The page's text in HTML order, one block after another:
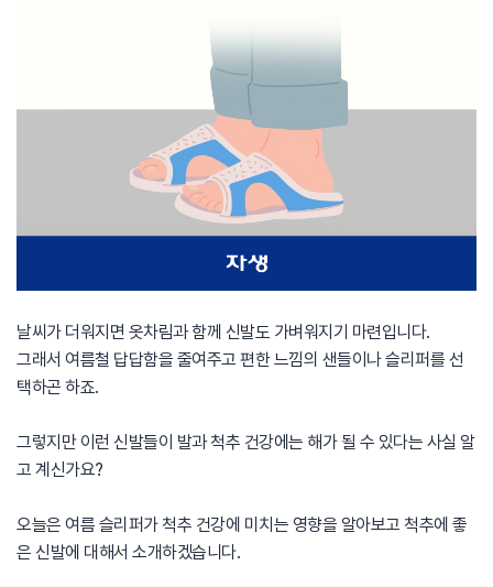
날씨가 더워지면 옷차림과 함께 신발도 가벼워지기 마련입니다.
그래서 여름철 답답함을 줄여주고 편한 느낌의 샌들이나 슬리퍼를 선
택하곤 하죠.
그렇지만 이런 신발들이 발과 척추 건강에는 해가 될 수 있다는 사실 알
고 계신가요?
오늘은 여름 슬리퍼가 척추 건강에 미치는 영향을 알아보고 척추에 좋
은 신발에 대해서 소개하겠습니다.